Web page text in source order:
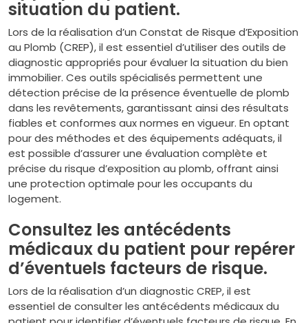
situation du patient.
Lors de la réalisation d’un Constat de Risque d’Exposition
au Plomb (CREP), il est essentiel d’utiliser des outils de
diagnostic appropriés pour évaluer la situation du bien
immobilier. Ces outils spécialisés permettent une
détection précise de la présence éventuelle de plomb
dans les revêtements, garantissant ainsi des résultats
fiables et conformes aux normes en vigueur. En optant
pour des méthodes et des équipements adéquats, il
est possible d’assurer une évaluation complète et
précise du risque d’exposition au plomb, offrant ainsi
une protection optimale pour les occupants du
logement.
Consultez les antécédents
médicaux du patient pour repérer
d’éventuels facteurs de risque.
Lors de la réalisation d’un diagnostic CREP, il est
essentiel de consulter les antécédents médicaux du